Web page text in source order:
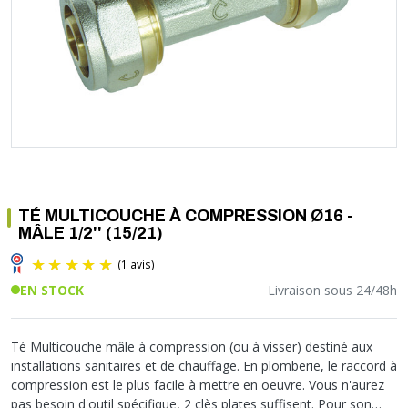
RACCORD PE (POLYÉTHYLÈNE)
RACCORD GALVA
RACCORD INOX
TUBE LAITON ET ECROU
ROBINET
FLEXIBLE
ETANCHÉITÉ RACCORDEMENT
FIXATION ET SUPPORT
RÉDUCTEUR DE PRESSION
COMPTEUR ET ACCESSOIRE
FILTRATION
Soupape différentielle
Température
Vase d'expansion
Vanne de Température
Vanne de zone
Vanne équilibrage
Vanne mélangeuse
SOLAIRE
CHAUDIÈRE
TUBAGE CHEMINÉE CHAUDIÈRE POÊLE
EQUIPEMENT INDUSTRIEL
COMMUNICATION
COLLIER ET FIXATION
CONNEXION
LAMPE ET TORCHE
PILES ET ACCUMULATEURS
BLOC DE SÉCURITÉ
SYSTÈMES DE SÉCURITÉ
VMC ET VENTILATION
TRAPPE CHATIÈRE ET HUBLOT
PLOMBERIE PER
VOTRE SOLUTION CHAUFFAGE
TÉ MULTICOUCHE À COMPRESSION Ø16 -
MÂLE 1/2'' (15/21)
(1 avis)
EN STOCK Livraison sous 24/48h
Té Multicouche mâle à compression (ou à visser) destiné aux
installations sanitaires et de chauffage. En plomberie, le raccord à
compression est le plus facile à mettre en oeuvre. Vous n'aurez
pas besoin d'outil spécifique, 2 clès plates suffisent. Pour son